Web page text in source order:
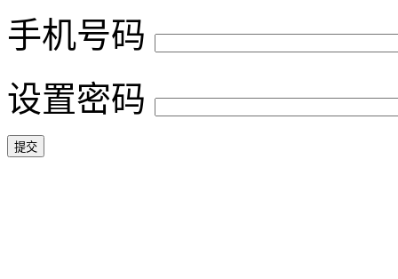
手机号码
设置密码